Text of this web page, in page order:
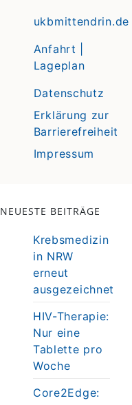
ukbmittendrin.de
Anfahrt |
Lageplan
Datenschutz
Erklärung zur
Barrierefreiheit
Impressum
NEUESTE BEITRÄGE
Krebsmedizin
in NRW
erneut
ausgezeichnet
HIV-Therapie:
Nur eine
Tablette pro
Woche
Core2Edge: